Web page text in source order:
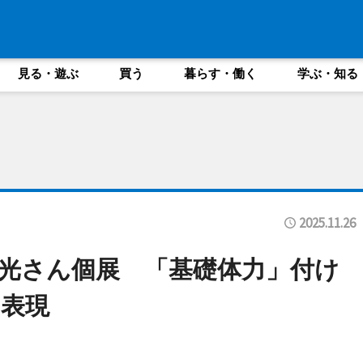
見る・遊ぶ 買う 暮らす・働く 学ぶ・知る
2025.11.26
さん個展 「基礎体力」付け
現